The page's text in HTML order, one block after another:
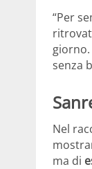
“Per
senza
Nel
ma di